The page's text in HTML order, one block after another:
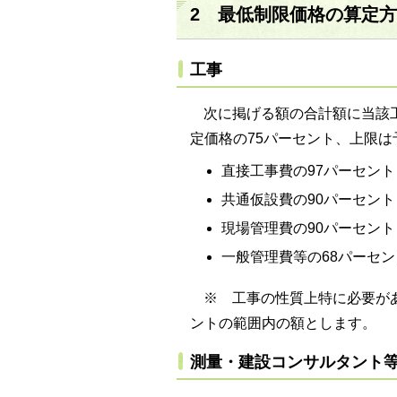
2 最低制限価格の算定
工事
次に掲げる額の合計額に当
定価格の75パーセント、上限は
直接工事費の97パーセント
共通仮設費の90パーセント
現場管理費の90パーセント
一般管理費等の68パーセン
※ 工事の性質上特に必要が
ントの範囲内の額とします。
測量・建設コンサルタント